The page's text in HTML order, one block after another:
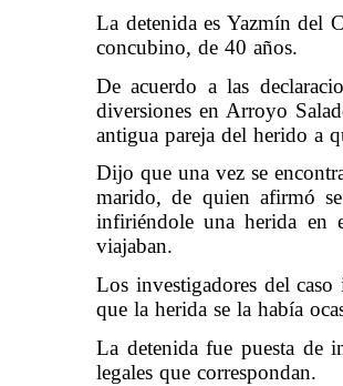
La detenida es Yazmín del
concubino, de 40 años.
De acuerdo a las
diversiones en Arroyo
antigua pareja del herido a
Dijo que una vez se
marido, de quien afirmó
infiriéndole una herida en
viajaban.
Los investigadores del
que la herida se la había
La detenida fue puesta de
legales que correspondan.